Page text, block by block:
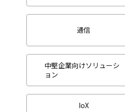
通信
中堅企業向けソリューシ
ョン
IoX